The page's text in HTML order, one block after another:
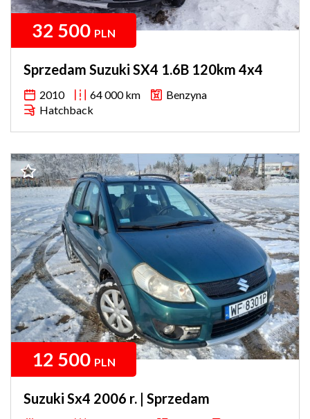
32 500 PLN
Sprzedam Suzuki SX4 1.6B 120km 4x4
2010 64 000 km
Benzyna
Hatchback
12 500 PLN
Suzuki Sx4 2006 r. | Sprzedam